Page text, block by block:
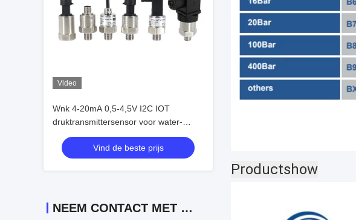
Video
Wnk 4-20mA 0,5-4,5V I2C IOT
druktransmittersensor voor water-
luchtgas
Vind de beste prijs
NEEM CONTACT MET ONS OP
Productshow